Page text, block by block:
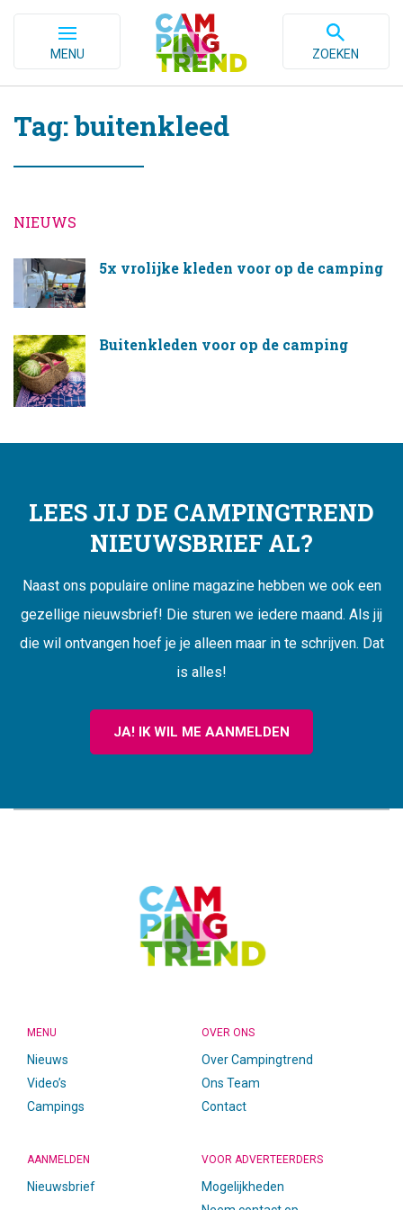
MENU ZOEKEN
Tag: buitenkleed
NIEUWS
5x vrolijke kleden voor op de camping
Buitenkleden voor op de camping
LEES JIJ DE CAMPINGTREND
NIEUWSBRIEF AL?
Naast ons populaire online magazine hebben we ook een
gezellige nieuwsbrief! Die sturen we iedere maand. Als jij
die wil ontvangen hoef je je alleen maar in te schrijven. Dat
is alles!
JA! IK WIL ME AANMELDEN
MENU
Nieuws
Video’s
Campings
OVER ONS
Over Campingtrend
Ons Team
Contact
AANMELDEN
Nieuwsbrief
VOOR ADVERTEERDERS
Mogelijkheden